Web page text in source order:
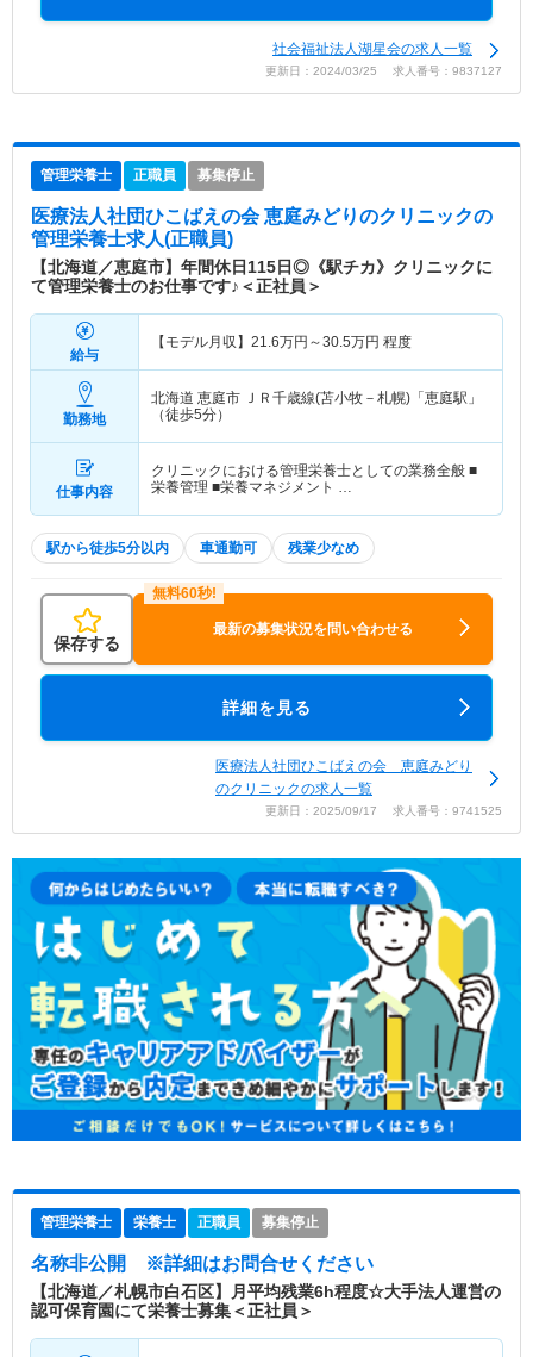
社会福祉法人湖星会の求人一覧
更新日：2024/03/25 求人番号：9837127
管理栄養士 正職員 募集停止
医療法人社団ひこばえの会 恵庭みどりのクリニックの
管理栄養士求人(正職員)
【北海道／恵庭市】年間休日115日◎《駅チカ》クリニックに
て管理栄養士のお仕事です♪＜正社員＞
給与
【モデル月収】 21.6万円～30.5万円 程度
勤務地
北海道 恵庭市 ＪＲ千歳線(苫小牧－札幌)「恵庭駅」
（徒歩5分）
仕事内容
クリニックにおける管理栄養士としての業務全般 ■
栄養管理 ■栄養マネジメント …
駅から徒歩5分以内 車通勤可 残業少なめ
保存する
最新の募集状況を問い合わせる
詳細を見る
医療法人社団ひこばえの会 恵庭みどり
のクリニックの求人一覧
更新日：2025/09/17 求人番号：9741525
管理栄養士 栄養士 正職員 募集停止
名称非公開 ※詳細はお問合せください
【北海道／札幌市白石区】月平均残業6h程度☆大手法人運営の
認可保育園にて栄養士募集＜正社員＞